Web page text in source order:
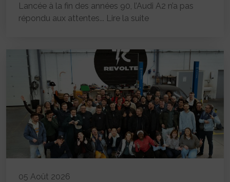
Lancée à la fin des années 90, l’Audi A2 n’a pas
répondu aux attentes... Lire la suite
05 Août 2026